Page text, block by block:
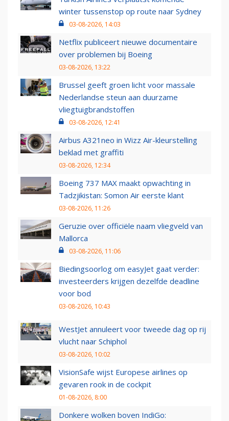
winter tussenstop op route naar Sydney
03-08-2026, 14:03
Netflix publiceert nieuwe documentaire
over problemen bij Boeing
03-08-2026, 13:22
Brussel geeft groen licht voor massale
Nederlandse steun aan duurzame
vliegtuigbrandstoffen
03-08-2026, 12:41
Airbus A321neo in Wizz Air-kleurstelling
beklad met graffiti
03-08-2026, 12:34
Boeing 737 MAX maakt opwachting in
Tadzjikistan: Somon Air eerste klant
03-08-2026, 11:26
Geruzie over officiële naam vliegveld van
Mallorca
03-08-2026, 11:06
Biedingsoorlog om easyJet gaat verder:
investeerders krijgen dezelfde deadline
voor bod
03-08-2026, 10:43
WestJet annuleert voor tweede dag op rij
vlucht naar Schiphol
03-08-2026, 10:02
VisionSafe wijst Europese airlines op
gevaren rook in de cockpit
01-08-2026, 8:00
Donkere wolken boven IndiGo: